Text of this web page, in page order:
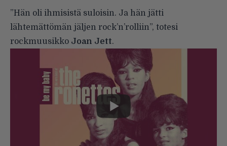
”Hän oli ihmisistä suloisin. Ja hän jätti
lähtemättömän jäljen rock’n’rolliin”, totesi
rockmuusikko Joan Jett.